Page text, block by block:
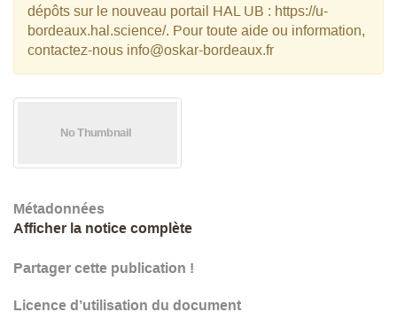
dépôts sur le nouveau portail HAL UB : https://u-
bordeaux.hal.science/. Pour toute aide ou information,
contactez-nous info@oskar-bordeaux.fr
Métadonnées
Afficher la notice complète
Partager cette publication !
Licence d’utilisation du document